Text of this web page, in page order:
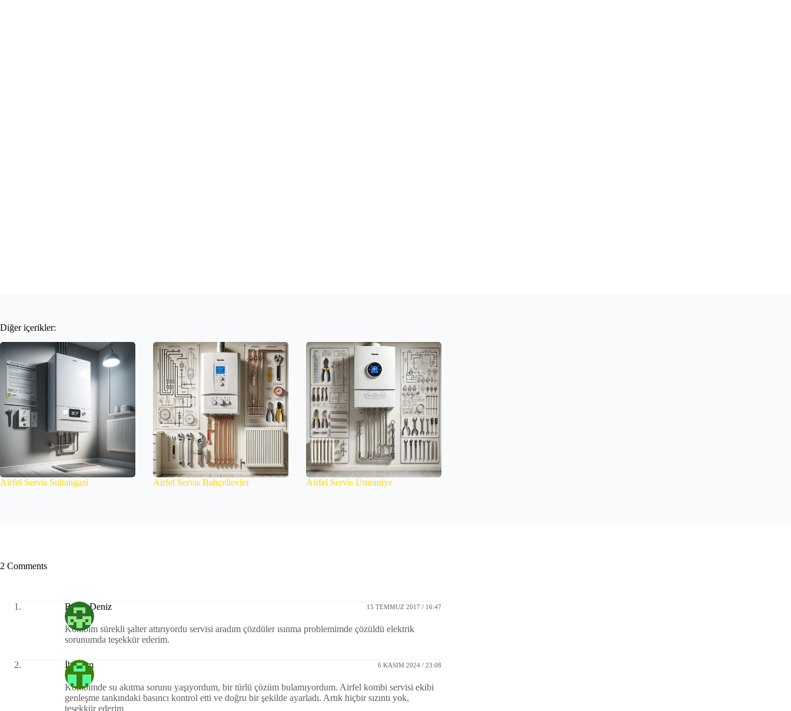
Diğer içerikler:
Airfel Servis Sultangazi Airfel Servis Bahçelievler Airfel Servis Ümraniye
2 Comments
Berna Deniz 15 TEMMUZ 2017 / 16:47
Kombim sürekli şalter attırıyordu servisi aradım çözdüler ısınma problemimde çözüldü elektrik
sorunumda teşekkür ederim.
İbrahim 6 KASIM 2024 / 23:08
Kombimde su akıtma sorunu yaşıyordum, bir türlü çözüm bulamıyordum. Airfel kombi servisi ekibi
genleşme tankındaki basıncı kontrol etti ve doğru bir şekilde ayarladı. Artık hiçbir sızıntı yok,
teşekkür ederim